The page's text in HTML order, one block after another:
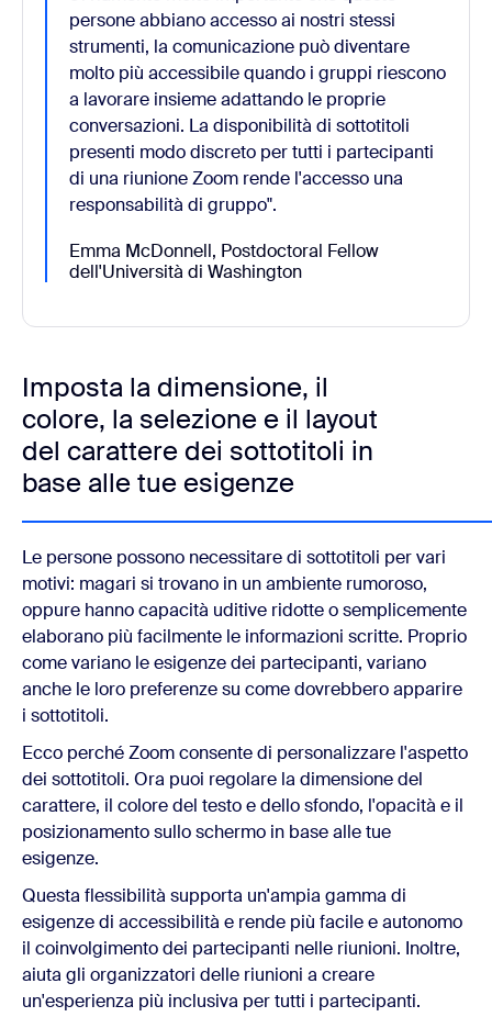
persone abbiano accesso ai nostri stessi
strumenti, la comunicazione può diventare
molto più accessibile quando i gruppi riescono
a lavorare insieme adattando le proprie
conversazioni. La disponibilità di sottotitoli
presenti modo discreto per tutti i partecipanti
di una riunione Zoom rende l'accesso una
responsabilità di gruppo".
Emma McDonnell, Postdoctoral Fellow
dell'Università di Washington
Imposta la dimensione, il
colore, la selezione e il layout
del carattere dei sottotitoli in
base alle tue esigenze
Le persone possono necessitare di sottotitoli per vari
motivi: magari si trovano in un ambiente rumoroso,
oppure hanno capacità uditive ridotte o semplicemente
elaborano più facilmente le informazioni scritte. Proprio
come variano le esigenze dei partecipanti, variano
anche le loro preferenze su come dovrebbero apparire
i sottotitoli.
Ecco perché Zoom consente di personalizzare l'aspetto
dei sottotitoli. Ora puoi regolare la dimensione del
carattere, il colore del testo e dello sfondo, l'opacità e il
posizionamento sullo schermo in base alle tue
esigenze.
Questa flessibilità supporta un'ampia gamma di
esigenze di accessibilità e rende più facile e autonomo
il coinvolgimento dei partecipanti nelle riunioni. Inoltre,
aiuta gli organizzatori delle riunioni a creare
un'esperienza più inclusiva per tutti i partecipanti.